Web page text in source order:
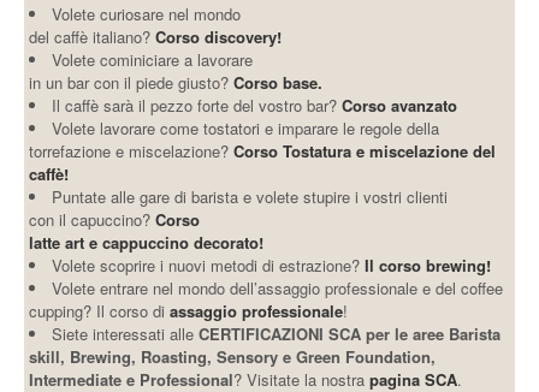
Volete curiosare nel mondo
del caffè italiano? Corso discovery!
Volete cominiciare a lavorare
in un bar con il piede giusto? Corso base.
Il caffè sarà il pezzo forte del vostro bar?Corso avanzato
Volete lavorare come tostatori e imparare le regole della
torrefazione e miscelazione?Corso Tostatura e miscelazione del
caffè!
Puntate alle gare di barista e volete stupire i vostri clienti
con il capuccino?Corso
latte art e cappuccino decorato!
Volete scoprire i nuovi metodi di estrazione?Il corso brewing!
Volete entrare nel mondo dell’assaggio professionale e del coffee
cupping? Il corso diassaggio professionale!
Siete interessati alleCERTIFICAZIONI SCA per le aree Barista
skill, Brewing, Roasting, Sensory e Green Foundation,
Intermediate e Professional? Visitate la nostrapagina SCA.